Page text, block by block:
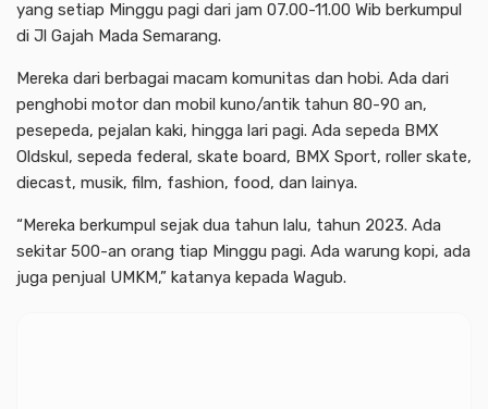
yang setiap Minggu pagi dari jam 07.00-11.00 Wib berkumpul
di Jl Gajah Mada Semarang.
Mereka dari berbagai macam komunitas dan hobi. Ada dari
penghobi motor dan mobil kuno/antik tahun 80-90 an,
pesepeda, pejalan kaki, hingga lari pagi. Ada sepeda BMX
Oldskul, sepeda federal, skate board, BMX Sport, roller skate,
diecast, musik, film, fashion, food, dan lainya.
“Mereka berkumpul sejak dua tahun lalu, tahun 2023. Ada
sekitar 500-an orang tiap Minggu pagi. Ada warung kopi, ada
juga penjual UMKM,” katanya kepada Wagub.